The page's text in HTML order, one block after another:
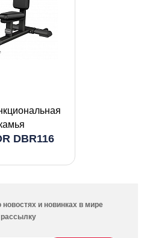
DBR116
и новинках в мире